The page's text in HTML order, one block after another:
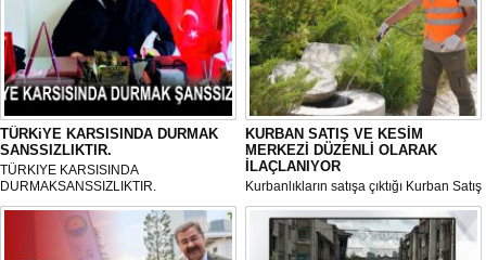
TÜRKiYE KARSISINDA DURMAK
SANSSIZLIKTIR.
TÜRKIYE KARSISINDA
DURMAKSANSSIZLIKTIR.
KURBAN SATIŞ VE KESİM
MERKEZİ DÜZENLİ OLARAK
İLAÇLANIYOR
Kurbanlıkların satışa çıktığı Kurban Satış
ve Kesim Merkezi, haşere ve
mikropların önüne geçilmesi amacıyla
her gün Gölbaşı Belediyesi ekipleri
tarafından düzenli olarak ilaçlanıyor.